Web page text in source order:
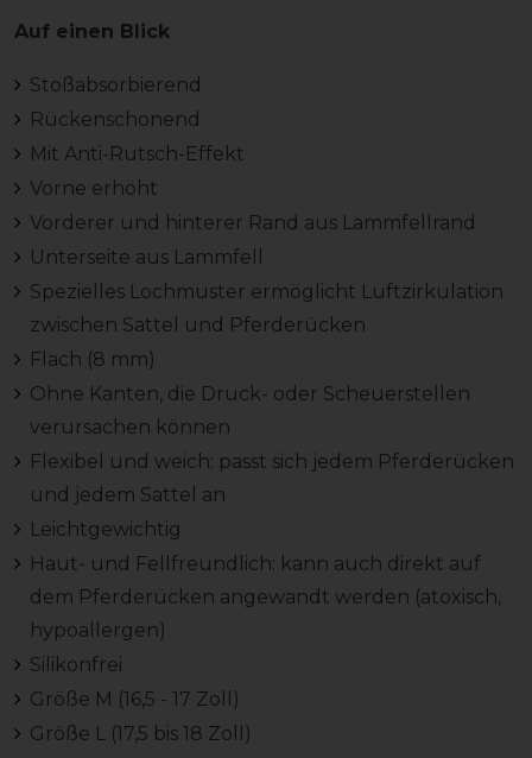
Auf einen Blick
Stoßabsorbierend
Rückenschonend
Mit Anti-Rutsch-Effekt
Vorne erhöht
Vorderer und hinterer Rand aus Lammfellrand
Unterseite aus Lammfell
Spezielles Lochmuster ermöglicht Luftzirkulation
zwischen Sattel und Pferderücken
Flach (8 mm)
Ohne Kanten, die Druck- oder Scheuerstellen
verursachen können
Flexibel und weich: passt sich jedem Pferderücken
und jedem Sattel an
Leichtgewichtig
Haut- und Fellfreundlich: kann auch direkt auf
dem Pferderücken angewandt werden (atoxisch,
hypoallergen)
Silikonfrei
Größe M (16,5 - 17 Zoll)
Größe L (17,5 bis 18 Zoll)